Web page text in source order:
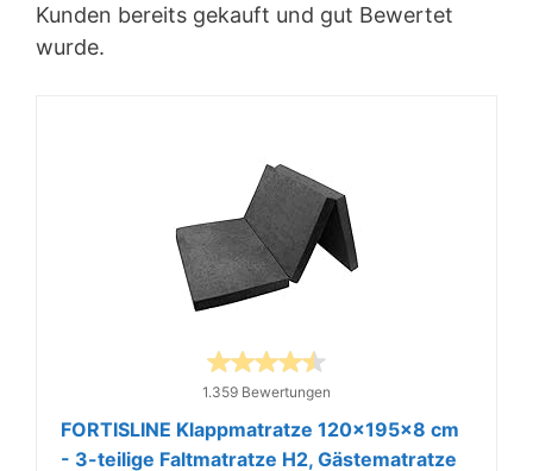
Kunden bereits gekauft und gut Bewertet
wurde.
1.359 Bewertungen
FORTISLINE Klappmatratze 120x195x8 cm
- 3-teilige Faltmatratze H2, Gästematratze